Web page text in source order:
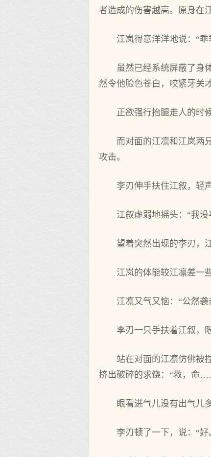
者造成的伤害越高。原身在
江岚得意洋洋地说：“
虽然已经系统屏蔽了身
然令他脸色苍白，咬紧牙关
正欲强行抬腿走人的时
而对面的江凛和江岚两
攻击。
李刃伸手扶住江叙，轻
江叙虚弱地摇头：“我没
望着突然出现的李刃，
江岚的体能较江凛差一
江凛又气又恼：“公然
李刃一只手扶着江叙，
站在对面的江凛仿佛被
挤出破碎的求饶：“救，
眼看进气儿没有出气儿
李刃顿了一下，说：“好